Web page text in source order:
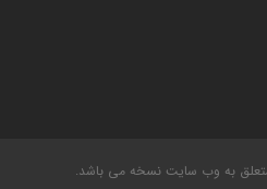
به وب سایت نسخه می باشد.